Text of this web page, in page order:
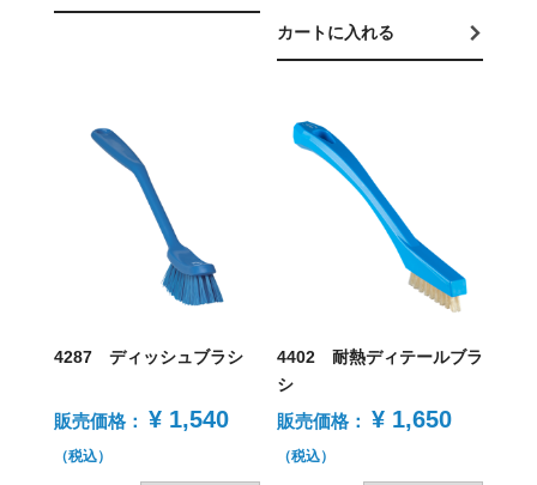
カートに入れる
4287 ディッシュブラシ
販売価格： ¥ 1,540
（税込）
4402 耐熱ディテールブラ
シ
販売価格： ¥ 1,650
（税込）